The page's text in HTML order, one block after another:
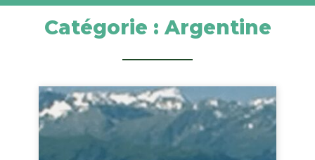
Catégorie :Argentine